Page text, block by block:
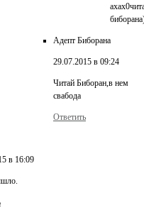
Адепт Биборана
29.07.2015 в 09:24
Читай Биборан,в нем
свабода
Ответить
в 16:09